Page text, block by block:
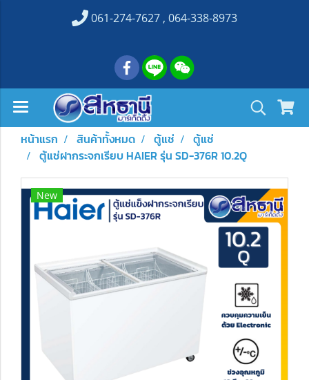
061-274-7627 , 064-338-8973
หน้าแรก สินค้าทั้งหมด ตู้แช่
ตู้แช่
ตู้แช่ฝากระจกเรียบ HAIER รุ่น SD-376R 10.2Q
New